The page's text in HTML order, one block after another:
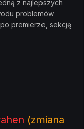
z najlepszych
problemów
premierze, sekcję
(zmiana